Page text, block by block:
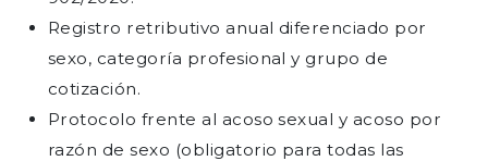
Registro retributivo anual diferenciado por
sexo, categoría profesional y grupo de
cotización.
Protocolo frente al acoso sexual y acoso por
razón de sexo (obligatorio para todas las